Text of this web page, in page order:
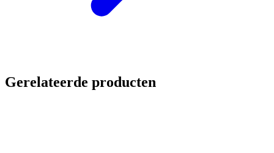
Gerelateerde producten